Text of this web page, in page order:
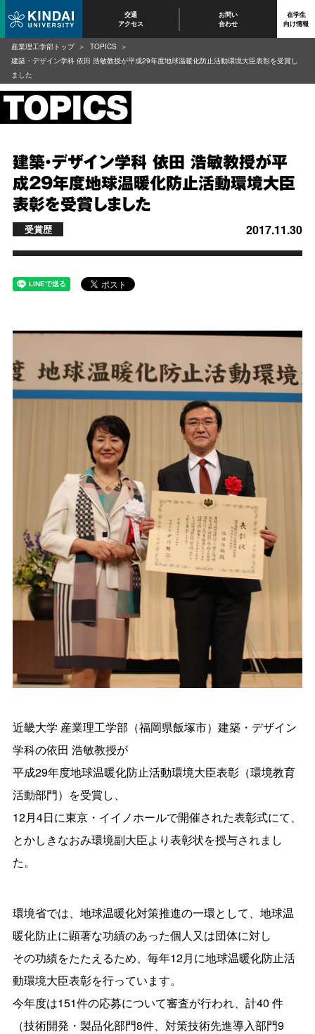
交通
アクセス
お問い
合わせ
在学生
向け情報
建築・デザイン学科 依田 浩敏教授が平
成29年度地球温暖化防止活動環境大臣
表彰を受賞しました
2017.11.30
受賞歴
近畿大学 産業理工学部（福岡県飯塚市）建築・デザイン
学科の依田 浩敏教授が
平成29年度地球温暖化防止活動環境大臣表彰（環境教育
活動部門）を受賞し、
12月4日に東京・イイノホールで開催された表彰式にて、
とかしきなおみ環境副大臣より表彰状を授与されまし
た。
環境省では、地球温暖化対策推進の一環として、地球温
暖化防止に顕著な功績のあった個人又は団体に対し
その功績をたたえるため、毎年12月に地球温暖化防止活
動環境大臣表彰を行っています。
今年度は151件の応募について審査が行われ、計40 件
（技術開発・製品化部門8件、対策技術先進導入部門9
産業理工学部トップ
TOPICS
建築・デザイン学科 依田 浩敏教授が平成29年度地球温暖化防止活動環境大臣表彰を受賞し
ました